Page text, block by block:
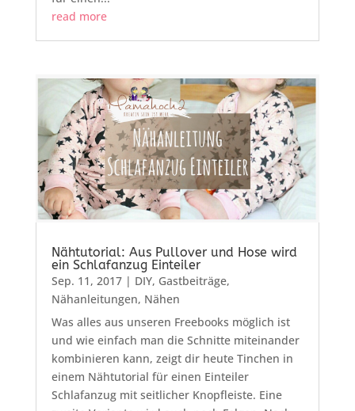
read more
Nähtutorial: Aus Pullover und Hose wird
ein Schlafanzug Einteiler
Sep. 11, 2017| DIY, Gastbeiträge,
Nähanleitungen, Nähen
Was alles aus unseren Freebooks möglich ist
und wie einfach man die Schnitte miteinander
kombinieren kann, zeigt dir heute Tinchen in
einem Nähtutorial für einen Einteiler
Schlafanzug mit seitlicher Knopfleiste. Eine